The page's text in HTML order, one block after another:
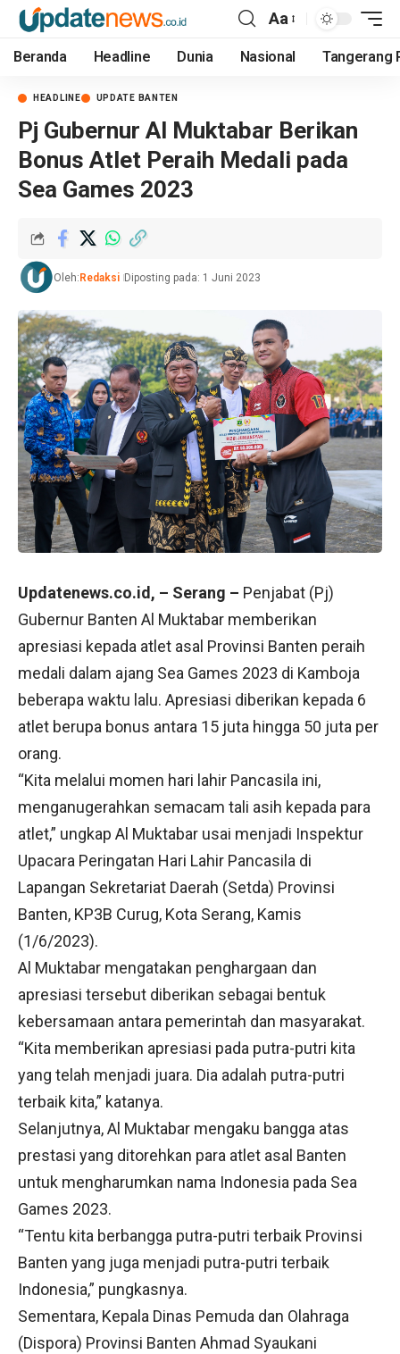
Aa
Beranda Headline Dunia Nasional Tangerang
HEADLINE UPDATE BANTEN
Pj Gubernur Al Muktabar Berikan
Bonus Atlet Peraih Medali pada
Sea Games 2023
Oleh: Redaksi Diposting pada: 1 Juni 2023
Updatenews.co.id, – Serang – Penjabat (Pj)
Gubernur Banten Al Muktabar memberikan
apresiasi kepada atlet asal Provinsi Banten peraih
medali dalam ajang Sea Games 2023 di Kamboja
beberapa waktu lalu. Apresiasi diberikan kepada 6
atlet berupa bonus antara 15 juta hingga 50 juta per
orang.
“Kita melalui momen hari lahir Pancasila ini,
menganugerahkan semacam tali asih kepada para
atlet,” ungkap Al Muktabar usai menjadi Inspektur
Upacara Peringatan Hari Lahir Pancasila di
Lapangan Sekretariat Daerah (Setda) Provinsi
Banten, KP3B Curug, Kota Serang, Kamis
(1/6/2023).
Al Muktabar mengatakan penghargaan dan
apresiasi tersebut diberikan sebagai bentuk
kebersamaan antara pemerintah dan masyarakat.
“Kita memberikan apresiasi pada putra-putri kita
yang telah menjadi juara. Dia adalah putra-putri
terbaik kita,” katanya.
Selanjutnya, Al Muktabar mengaku bangga atas
prestasi yang ditorehkan para atlet asal Banten
untuk mengharumkan nama Indonesia pada Sea
Games 2023.
“Tentu kita berbangga putra-putri terbaik Provinsi
Banten yang juga menjadi putra-putri terbaik
Indonesia,” pungkasnya.
Sementara, Kepala Dinas Pemuda dan Olahraga
(Dispora) Provinsi Banten Ahmad Syaukani